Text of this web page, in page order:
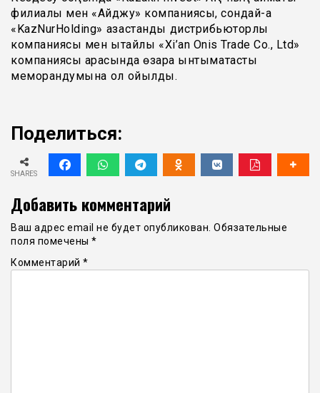
филиалы мен «Айджу» компаниясы, сондай-ақ
«KazNurHolding» қазақстандық дистрибьюторлық
компаниясы мен қытайлық «Xi’an Onis Trade Co., Ltd»
компаниясы арасында өзара ынтымақтастық
меморандумына қол қойылды.
Поделиться:
SHARES
Добавить комментарий
Ваш адрес email не будет опубликован. Обязательные
поля помечены *
Комментарий *